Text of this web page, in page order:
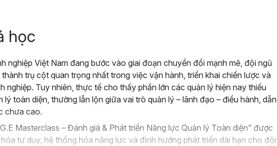
học
nghiệp Việt Nam đang bước vào giai đoạn chuyển đổi mạnh mẽ, đội ngũ
trụ cột quan trọng nhất trong việc vận hành, triển khai chiến lược và
nghiệp. Tuy nhiên, thực tế cho thấy phần lớn các quản lý hiện nay thiếu
lý toàn diện, thường lẫn lộn giữa vai trò quản lý – lãnh đạo – điều hành, dẫn
chưa cao.
Masterclass – Đánh giá & Phát triển Năng lực Quản lý Toàn diện” được
tư duy, hệ thống hóa năng lực và định hướng phát triển dài hạn cho đội